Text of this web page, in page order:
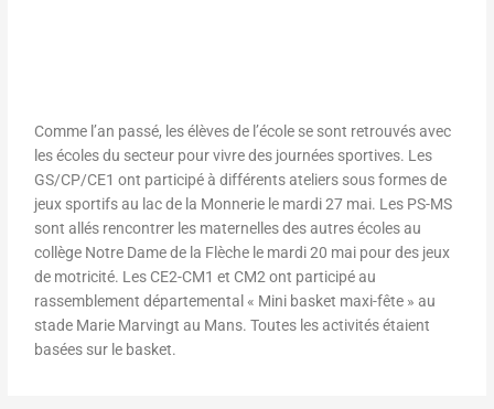
Comme l’an passé, les élèves de l’école se sont retrouvés avec
les écoles du secteur pour vivre des journées sportives. Les
GS/CP/CE1 ont participé à différents ateliers sous formes de
jeux sportifs au lac de la Monnerie le mardi 27 mai. Les PS-MS
sont allés rencontrer les maternelles des autres écoles au
collège Notre Dame de la Flèche le mardi 20 mai pour des jeux
de motricité. Les CE2-CM1 et CM2 ont participé au
rassemblement départemental « Mini basket maxi-fête » au
stade Marie Marvingt au Mans. Toutes les activités étaient
basées sur le basket.